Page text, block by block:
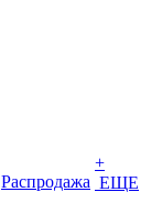
Распродажа
+
ЕЩЕ